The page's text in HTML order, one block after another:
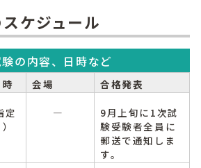
ケジュール
の内容、日時など
会場 合格発表
定
―
9月上旬に1次試
験受験者全員に
郵送で通知しま
す。